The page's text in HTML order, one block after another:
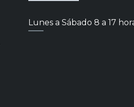
Lunes a Sábado 8 a 17